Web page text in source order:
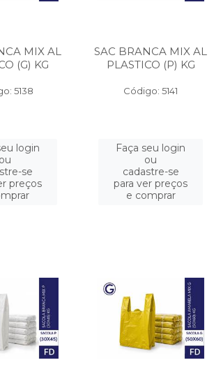
MIX AL
(G) KG
5138
login
ou
se
preços
SAC BRANCA MIX AL
PLASTICO (P) KG
Código: 5141
Faça seu login
ou
cadastre-se
para ver preços
e comprar